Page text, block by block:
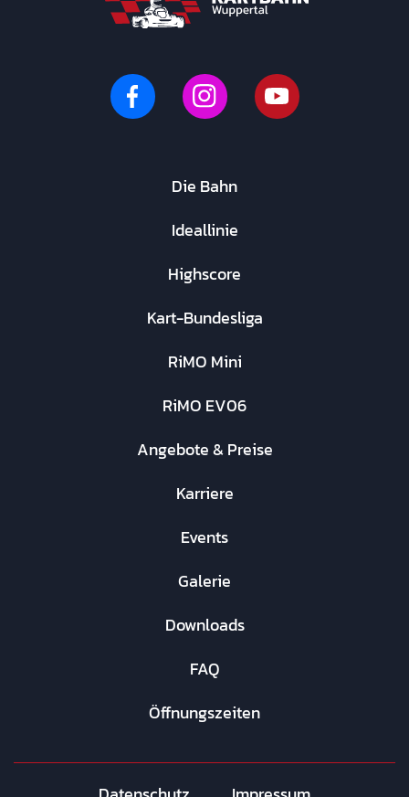
Die Bahn
Ideallinie
Highscore
Kart-Bundesliga
RiMO Mini
RiMO EV06
Angebote & Preise
Karriere
Events
Galerie
Downloads
FAQ
Öffnungszeiten